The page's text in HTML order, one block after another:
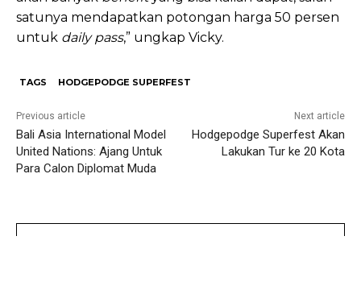
satunya mendapatkan potongan harga 50 persen
untuk daily pass,” ungkap Vicky.
TAGS HODGEPODGE SUPERFEST
Previous article
Bali Asia International Model
United Nations: Ajang Untuk
Para Calon Diplomat Muda
Next article
Hodgepodge Superfest Akan
Lakukan Tur ke 20 Kota